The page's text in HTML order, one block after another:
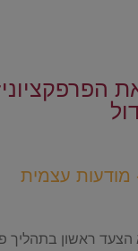
ראשון בתהליך